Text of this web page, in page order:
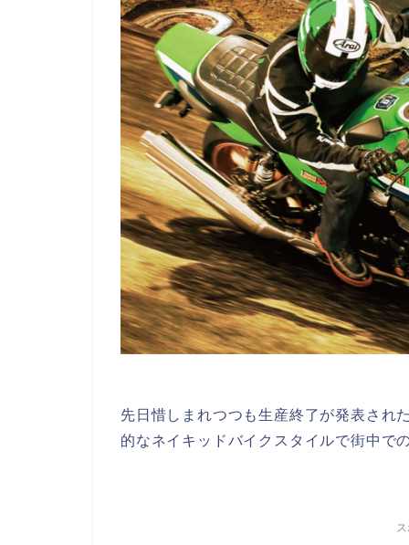
先日惜しまれつつも生産終了が発表され
的なネイキッドバイクスタイルで街中で